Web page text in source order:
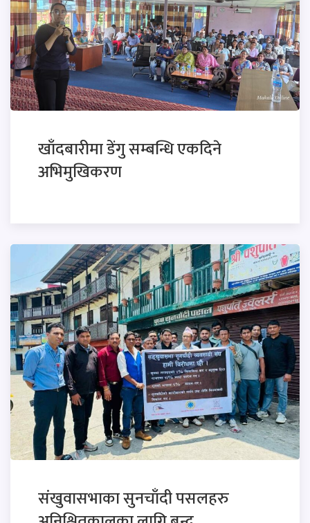
खाँदबारीमा डेंगु सम्बन्धि एकदिने
अभिमुखिकरण
संखुवासभाका सुनचाँदी पसलहरु